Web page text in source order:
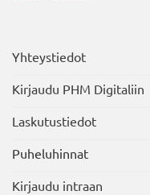
Yhteystiedot
Kirjaudu PHM Digitaliin
Laskutustiedot
Puheluhinnat
Kirjaudu intraan